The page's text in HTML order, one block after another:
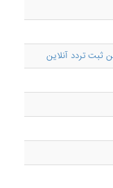
ثبت تردد آنلاین